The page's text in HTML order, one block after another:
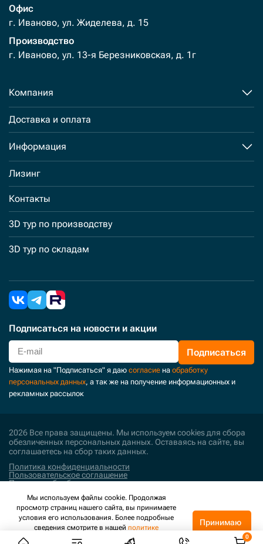
Офис
г. Иваново, ул. Жиделева, д. 15
Производство
г. Иваново, ул. 13-я Березниковская, д. 1г
Компания
Доставка и оплата
Информация
Лизинг
Контакты
3D тур по производству
3D тур по складам
Подписаться на новости и акции
Подписаться
Нажимая на "Подписаться" я даю согласие на обработку
персональных данных, а так же на получение информационных и
рекламных рассылок
2026 Все права защищены. Мы используем cookies для сбора
обезличенных персональных данных. Оставаясь на сайте, вы
соглашаетесь на сбор таких данных.
Политика конфиденциальности
Пользовательское соглашение
Политика обработки персональных данных
Поддержка и развитие
Мы используем файлы cookie. Продолжая
просмотр страниц нашего сайта, вы принимаете
условия его использования. Более подробные
сведения смотрите в нашей политике
конфиденциальности.
Принимаю